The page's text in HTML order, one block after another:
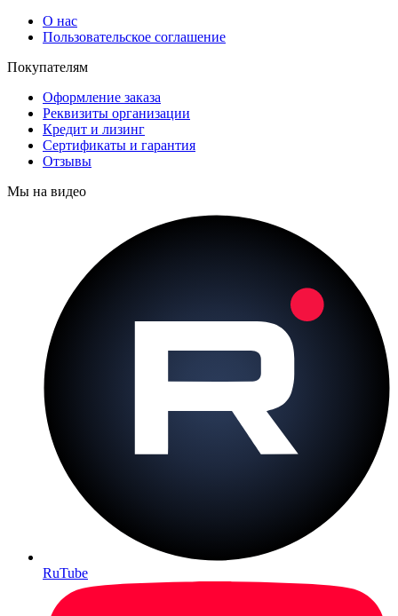
О нас
Пользовательское соглашение
Покупателям
Оформление заказа
Реквизиты организации
Кредит и лизинг
Сертификаты и гарантия
Отзывы
Мы на видео
RuTube